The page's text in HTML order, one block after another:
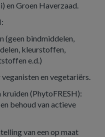
en Groen Haverzaad.
(geen bindmiddelen,
kleurstoffen,
e.d.)
en vegetariërs.
(PhytoFRESH):
behoud van actieve
van een op maat